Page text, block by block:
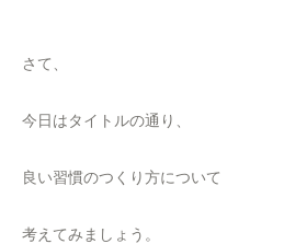
さて、
今日はタイトルの通り、
良い習慣のつくり方について
考えてみましょう。